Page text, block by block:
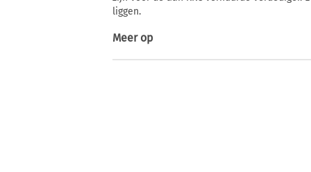
liggen.
Meer op